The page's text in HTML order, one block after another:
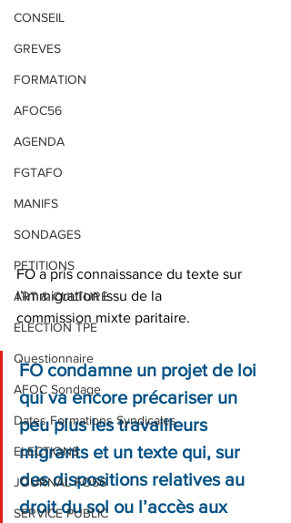
CONSEIL
GREVES
FORMATION
AFOC56
AGENDA
FGTAFO
MANIFS
SONDAGES
PETITIONS
ART & CULTURE
ELECTION TPE
Questionnaire
AFOC Sondage
Dates Formations Syndicales
ELECTIONS
JOURNAL FO56
SERVICE PUBLIC
FO a pris connaissance du texte sur
l’immigration issu de la
commission mixte paritaire.
FO condamne un projet de loi
qui va encore précariser un
peu plus les travailleurs
migrants et un texte qui, sur
des dispositions relatives au
droit du sol ou l’accès aux